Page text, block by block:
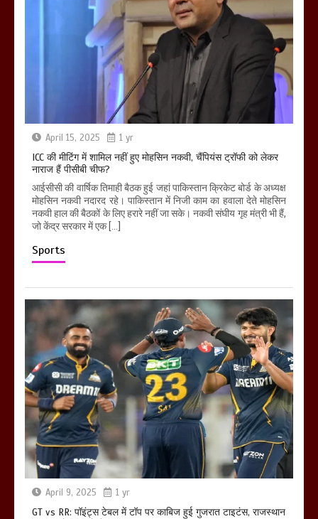
April 15, 2025 1 yr
ICC की मीटिंग में शामिल नहीं हुए मोहसिन नकवी, चैंपियंस ट्रॉफी को लेकर
नाराज हैं पीसीबी चीफ?
आईसीसी की वार्षिक तिमाही बैठक हुई जहां पाकिस्तान क्रिकेट बोर्ड के अध्यक्ष
मोहसिन नकवी नदारद रहे। पाकिस्तान में निजी काम का हवाला देते मोहसिन
नकवी हाल की बैठकों के लिए हरारे नहीं जा सके। नकवी संघीय गृह मंत्री भी हैं,
जो केंद्र सरकार में एक […]
Sports
April 9, 2025 1 yr
GT vs RR: पॉइंट्स टेबल में टॉप पर काबिज हुई गुजरात टाइटंस, राजस्थान